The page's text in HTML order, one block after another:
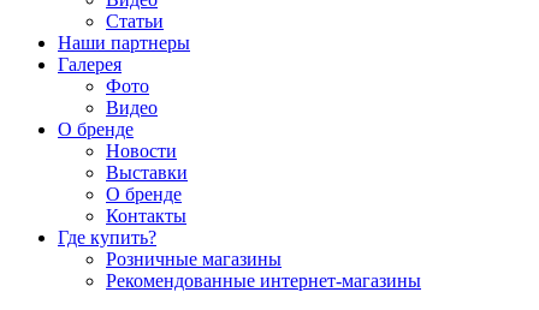
Статьи
Наши партнеры
Галерея
Фото
Видео
О бренде
Новости
Выставки
О бренде
Контакты
Где купить?
Розничные магазины
Рекомендованные интернет-магазины